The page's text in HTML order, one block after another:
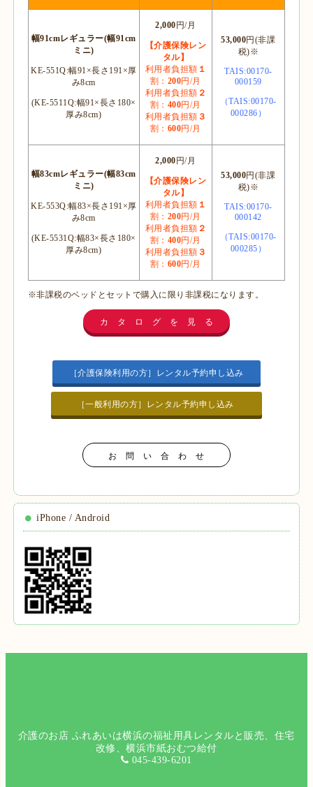
幅91cmレギュラー(幅91cm
ミニ)
KE-551Q:幅91×長さ191×厚
み8cm
(KE-5511Q:幅91×長さ180×
厚み8cm)
2,000 円/月
【介護保険レン
タル】
利用者負担額 １
割： 200円/月
利用者負担額 ２
割： 400円/月
利用者負担額 ３
割： 600円/月
53,000円(非課
税)※
TAIS:00170-
000159
（TAIS:00170-
000286）
幅83cmレギュラー(幅83cm
ミニ)
KE-553Q:幅83×長さ191×厚
み8cm
(KE-5531Q:幅83×長さ180×
厚み8cm)
2,000 円/月
【介護保険レン
タル】
利用者負担額 １
割： 200円/月
利用者負担額 ２
割： 400円/月
利用者負担額 ３
割： 600円/月
53,000円(非課
税)※
TAIS:00170-
000142
（TAIS:00170-
000285）
※非課税のベッドとセットで購入に限り非課税になります。
カ タ ロ グ を 見 る
［介護保険利用の方］レンタル予約申し込み
［一般利用の方］レンタル予約申し込み
お 問 い 合 わ せ
iPhone / Android
介護のお店 ふれあいは横浜の福祉用具レンタルと販売、住宅
改修、横浜市紙おむつ給付
045-439-6201